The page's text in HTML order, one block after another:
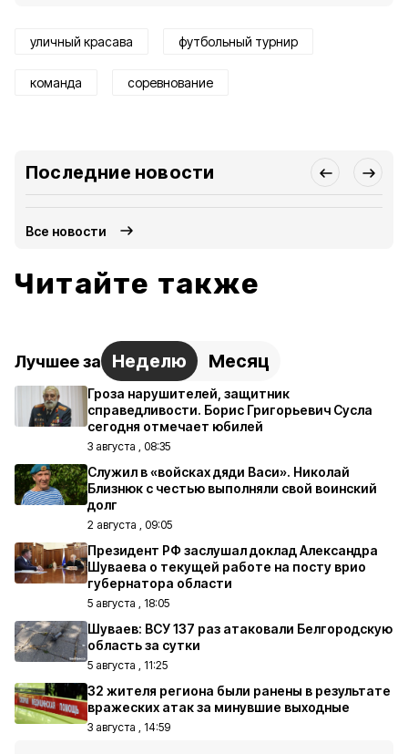
уличный красава футбольный турнир
команда соревнование
Последние новости
Все новости
Читайте также
Лучшее за Неделю Месяц
Гроза нарушителей, защитник
справедливости. Борис Григорьевич Сусла
сегодня отмечает юбилей
3 августа , 08:35
Служил в «войсках дяди Васи». Николай
Близнюк с честью выполняли свой воинский
долг
2 августа , 09:05
Президент РФ заслушал доклад Александра
Шуваева о текущей работе на посту врио
губернатора области
5 августа , 18:05
Шуваев: ВСУ 137 раз атаковали Белгородскую
область за сутки
5 августа , 11:25
32 жителя региона были ранены в результате
вражеских атак за минувшие выходные
3 августа , 14:59